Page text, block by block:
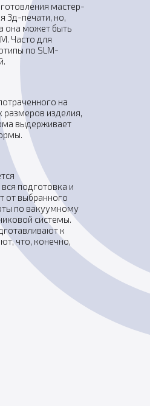
мастер-
3д-печати, но,
она может быть
Часто для
по SLM-
на
размеров изделия,
выдерживает
подготовка и
от выбранного
по вакуумному
системы.
к
что, конечно,